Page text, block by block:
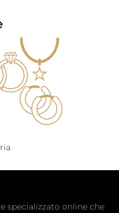
specializzato online che